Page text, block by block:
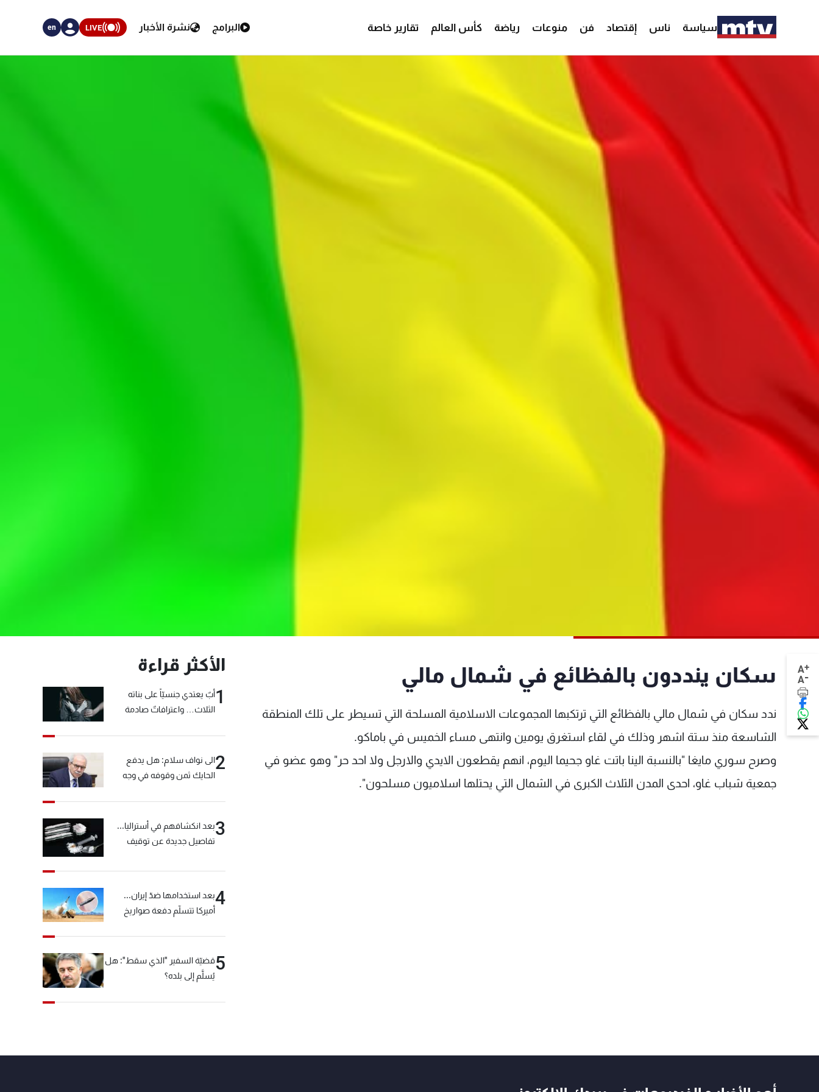
سياسة ناس إقتصاد فن منوعات رياضة كأس العالم تقارير خاصة البرامج نشرة الأخبار LIVE
en
A+
A- سكان ينددون بالفظائع في شمال مالي
ندد سكان في شمال مالي بالفظائع التي ترتكبها المجموعات الاسلامية المسلحة التي تسيطر على تلك المنطقة
الشاسعة منذ ستة اشهر وذلك في لقاء استغرق يومين وانتهى مساء الخميس في باماكو.
وصرح سوري مايغا "بالنسبة الينا باتت غاو جحيما اليوم، انهم يقطعون الايدي والارجل ولا احد حر" وهو عضو في
جمعية شباب غاو، احدى المدن الثلاث الكبرى في الشمال التي يحتلها اسلاميون مسلحون".
الأكثر قراءة
1أبٌ يعتدي جنسيّاً على بناته
الثلاث… واعترافاتٌ صادمة
2الى نواف سلام: هل يدفع
الحايك ثمن وقوفه في وجه
3بعد انكشافهم في أستراليا...
تفاصيل جديدة عن توقيف
4بعد استخدامها ضدّ إيران...
أميركا تتسلّم دفعة صواريخ
5قضيّة السفير "الذي سقط": هل
يُسلَّم إلى بلده؟